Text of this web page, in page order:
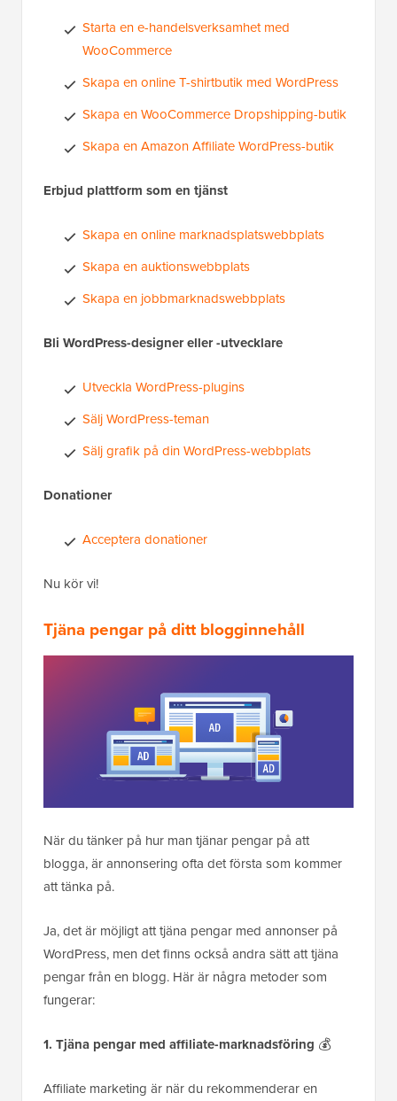
Starta en e-handelsverksamhet med
WooCommerce
Skapa en online T-shirtbutik med WordPress
Skapa en WooCommerce Dropshipping-butik
Skapa en Amazon Affiliate WordPress-butik
Erbjud plattform som en tjänst
Skapa en online marknadsplatswebbplats
Skapa en auktionswebbplats
Skapa en jobbmarknadswebbplats
Bli WordPress-designer eller -utvecklare
Utveckla WordPress-plugins
Sälj WordPress-teman
Sälj grafik på din WordPress-webbplats
Donationer
Acceptera donationer
Nu kör vi!
Tjäna pengar på ditt blogginnehåll
När du tänker på hur man tjänar pengar på att
blogga, är annonsering ofta det första som kommer
att tänka på.
Ja, det är möjligt att tjäna pengar med annonser på
WordPress, men det finns också andra sätt att tjäna
pengar från en blogg. Här är några metoder som
fungerar:
1. Tjäna pengar med affiliate-marknadsföring 💰
Affiliate marketing är när du rekommenderar en